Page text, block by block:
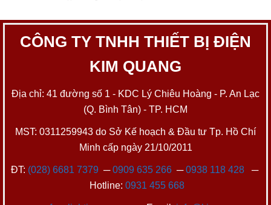
CÔNG TY TNHH THIẾT BỊ ĐIỆN
KIM QUANG
Địa chỉ: 41 đường số 1 - KDC Lý Chiêu Hoàng - P. An Lạc
(Q. Bình Tân) - TP. HCM
MST: 0311259943 do Sở Kế hoạch & Đầu tư Tp. Hồ Chí
Minh cấp ngày 21/10/2011
ĐT: (028) 6681 7379 ─0909 635 266─0938 118 428─
Hotline: 0931 455 668